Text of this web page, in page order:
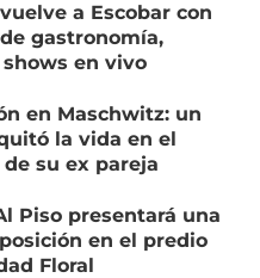
vuelve a Escobar con
gastronomía,
en vivo
en Maschwitz: un
la vida en el
su ex pareja
Piso presentará una
en el predio
Floral